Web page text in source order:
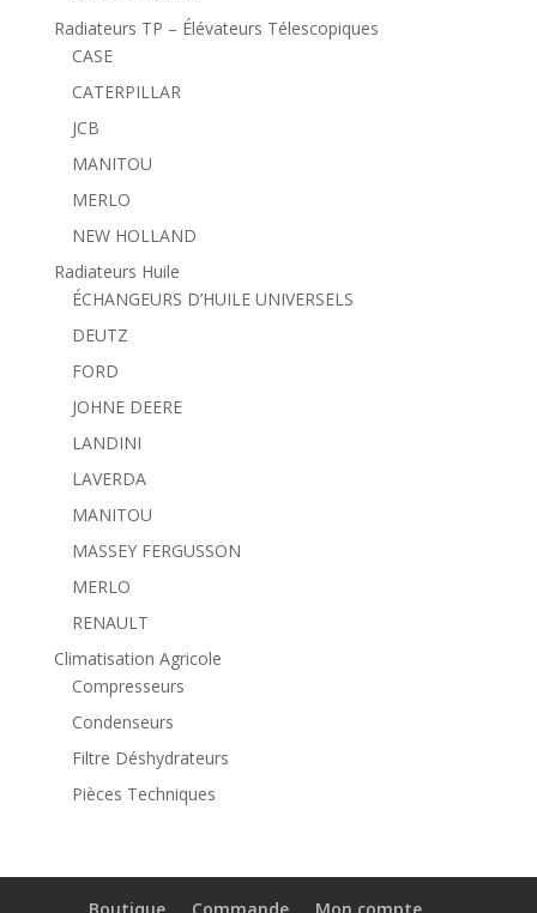
Radiateurs TP – Élévateurs Télescopiques
CASE
CATERPILLAR
JCB
MANITOU
MERLO
NEW HOLLAND
Radiateurs Huile
ÉCHANGEURS D’HUILE UNIVERSELS
DEUTZ
FORD
JOHNE DEERE
LANDINI
LAVERDA
MANITOU
MASSEY FERGUSSON
MERLO
RENAULT
Climatisation Agricole
Compresseurs
Condenseurs
Filtre Déshydrateurs
Pièces Techniques